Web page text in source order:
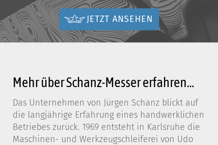
JETZT ANSEHEN
Mehr über Schanz-Messer erfahren...
Das Unternehmen von Jürgen Schanz blickt auf
die langjährige Erfahrung eines handwerklichen
Betriebes zurück. 1969 entsteht in Karlsruhe die
Maschinen- und Werkzeugschleiferei von Udo